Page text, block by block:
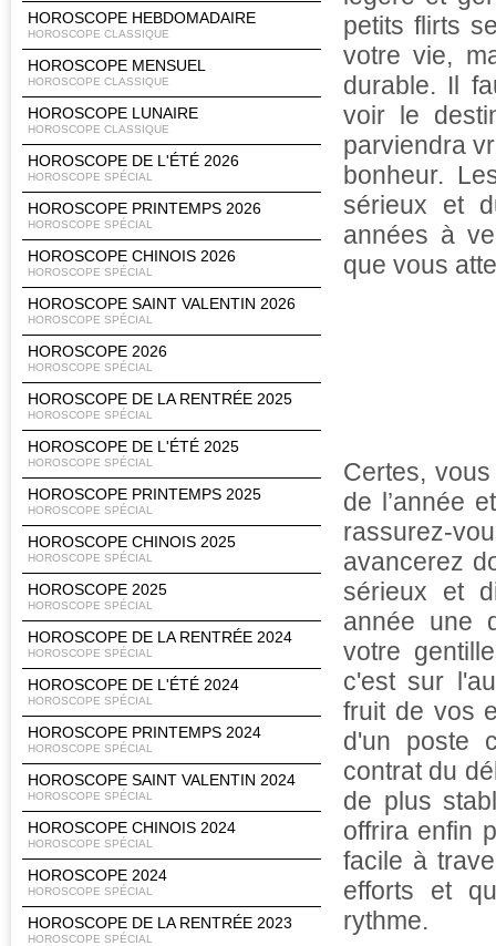
HOROSCOPE HEBDOMADAIRE
HOROSCOPE CLASSIQUE
HOROSCOPE MENSUEL
HOROSCOPE CLASSIQUE
HOROSCOPE LUNAIRE
HOROSCOPE CLASSIQUE
HOROSCOPE DE L'ÉTÉ 2026
HOROSCOPE SPÉCIAL
HOROSCOPE PRINTEMPS 2026
HOROSCOPE SPÉCIAL
HOROSCOPE CHINOIS 2026
HOROSCOPE SPÉCIAL
HOROSCOPE SAINT VALENTIN 2026
HOROSCOPE SPÉCIAL
HOROSCOPE 2026
HOROSCOPE SPÉCIAL
HOROSCOPE DE LA RENTRÉE 2025
HOROSCOPE SPÉCIAL
HOROSCOPE DE L'ÉTÉ 2025
HOROSCOPE SPÉCIAL
HOROSCOPE PRINTEMPS 2025
HOROSCOPE SPÉCIAL
HOROSCOPE CHINOIS 2025
HOROSCOPE SPÉCIAL
HOROSCOPE 2025
HOROSCOPE SPÉCIAL
HOROSCOPE DE LA RENTRÉE 2024
HOROSCOPE SPÉCIAL
HOROSCOPE DE L'ÉTÉ 2024
HOROSCOPE SPÉCIAL
HOROSCOPE PRINTEMPS 2024
HOROSCOPE SPÉCIAL
HOROSCOPE SAINT VALENTIN 2024
HOROSCOPE SPÉCIAL
HOROSCOPE CHINOIS 2024
HOROSCOPE SPÉCIAL
HOROSCOPE 2024
HOROSCOPE SPÉCIAL
HOROSCOPE DE LA RENTRÉE 2023
HOROSCOPE SPÉCIAL
petits flirts
votre vie,
durable. Il
voir le
parviendra
bonheur.
sérieux et
années à
que vous
Certes,
de l’année
rassurez-
avancerez
sérieux et
année une
votre
c'est sur
fruit de vos
d'un poste
contrat du
de plus
offrira enfin
facile à
efforts et
rythme.